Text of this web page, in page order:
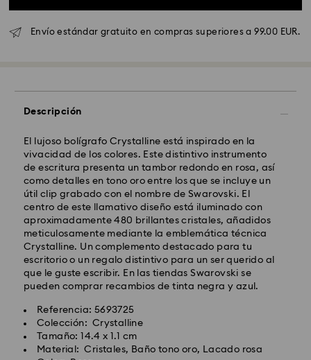
Envío estándar gratuito en compras superiores a 99.00 EUR.
Descripción
El lujoso bolígrafo Crystalline está inspirado en la
vivacidad de los colores. Este distintivo instrumento
de escritura presenta un tambor redondo en rosa, así
como detalles en tono oro entre los que se incluye un
útil clip grabado con el nombre de Swarovski. El
centro de este llamativo diseño está iluminado con
aproximadamente 480 brillantes cristales, añadidos
meticulosamente mediante la emblemática técnica
Crystalline. Un complemento destacado para tu
escritorio o un regalo distintivo para un ser querido al
que le guste escribir. En las tiendas Swarovski se
pueden comprar recambios de tinta negra y azul.
Referencia: 5693725
Colección: Crystalline
Tamaño: 14.4 x 1.1 cm
Material: Cristales, Baño tono oro, Lacado rosa
Envío Standard - GLS
Baleares)
Envío estándar gratuito por compras superiores a:
EUR 99
Envío Exprés - FedEx
Los pedidos realizados de lunes a viernes antes de las
14:30h CET serán procesados y enviados el mismo día
laboral.
Tiempo de envío exprés: 1-2 días laborables después
del procesamiento y envío.
Costo envío exprés : EUR 19
Swarovski no puede realizar envíos a apartados
postales ni a direcciones APO/FPO (direcciones del
ejército y de la marina). Los artículos seguirán siendo